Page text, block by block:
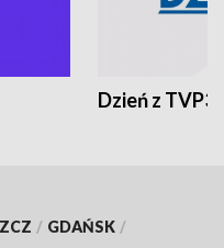
Dzień z TVP3
/ GDAŃSK /